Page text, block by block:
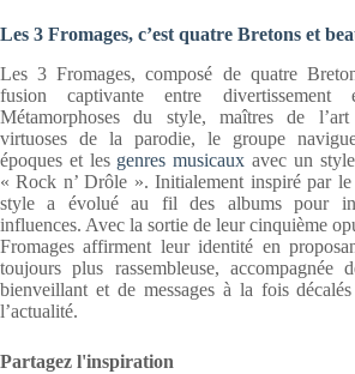
Les 3 Fromages, c’est quatre Bretons et
Les 3 Fromages, composé de quatre
fusion captivante entre divertissement
Métamorphoses du style, maîtres de
virtuoses de la parodie, le groupe
époques et les genres musicaux avec un
« Rock n’ Drôle ». Initialement inspiré par
style a évolué au fil des albums pour
influences. Avec la sortie de leur cinquième
Fromages affirment leur identité en
toujours plus rassembleuse, accompagnée
bienveillant et de messages à la fois
l’actualité.
Partagez l'inspiration